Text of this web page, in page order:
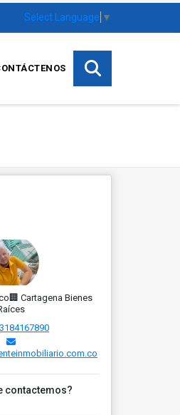
Select Language ▼
Cartagena Bienes
contactemos?